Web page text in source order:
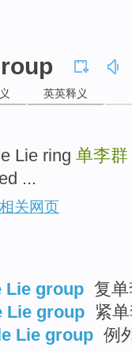
英英释义
Lie ring 单李群
...
相关网页
Lie group 复
Lie group 紧
Lie group 例